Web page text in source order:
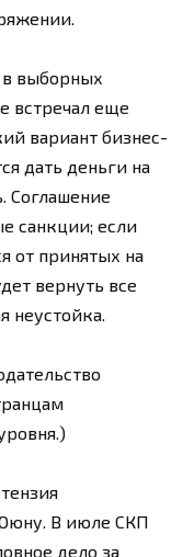
в выборных
встречал еще
вариант бизнес-
дать деньги на
Соглашение
санкции; если
от принятых на
вернуть все
неустойка.
В июле СКП
дело за